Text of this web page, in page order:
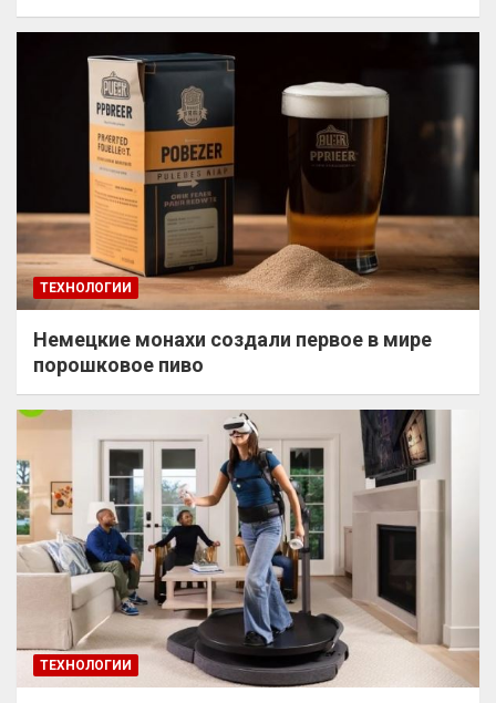
ТЕХНОЛОГИИ
Немецкие монахи создали первое в мире
порошковое пиво
ТЕХНОЛОГИИ